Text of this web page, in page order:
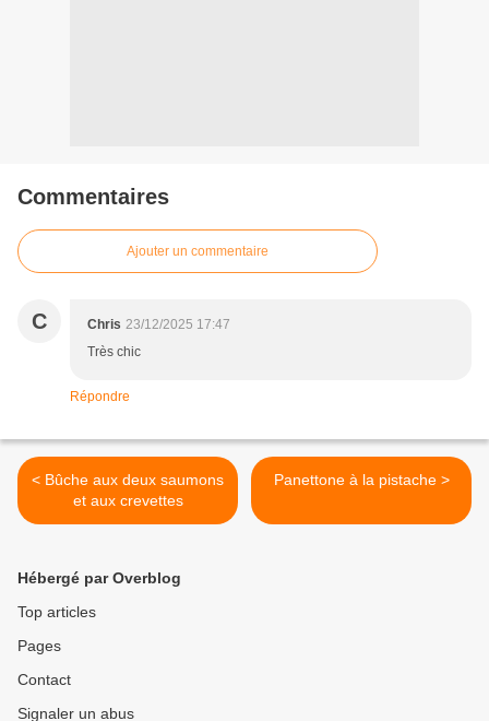
Commentaires
Ajouter un commentaire
C Chris 23/12/2025 17:47
Très chic
Répondre
< Bûche aux deux saumons
et aux crevettes
Panettone à la pistache >
Hébergé par Overblog
Top articles
Pages
Contact
Signaler un abus